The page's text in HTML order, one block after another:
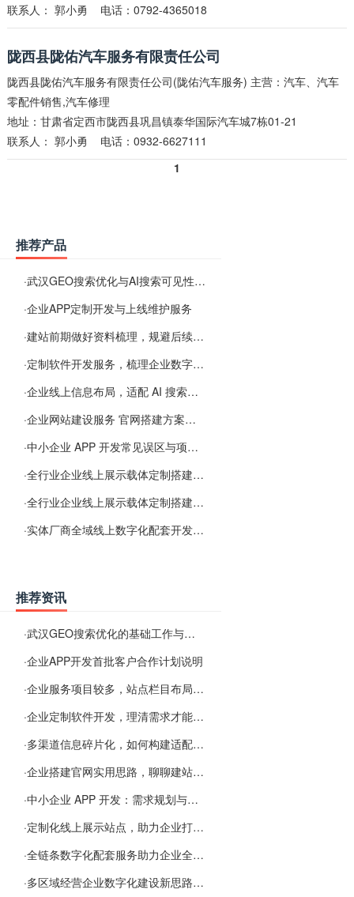
联系人： 郭小勇 电话：0792-4365018
陇西县陇佑汽车服务有限责任公司
陇西县陇佑汽车服务有限责任公司(陇佑汽车服务) 主营：汽车、汽车
零配件销售,汽车修理
地址：甘肃省定西市陇西县巩昌镇泰华国际汽车城7栋01-21
联系人： 郭小勇 电话：0932-6627111
1
推荐产品
·武汉GEO搜索优化与AI搜索可见性服务
·企业APP定制开发与上线维护服务
·建站前期做好资料梳理，规避后续各类使用难题
·定制软件开发服务，梳理企业数字化落地常见难点
·企业线上信息布局，适配 AI 搜索需要留意这些要点
·企业网站建设服务 官网搭建方案经验分享
·中小企业 APP 开发常见误区与项目规划实用经验
·全行业企业线上展示载体定制搭建服务
·全行业企业线上展示载体定制搭建服务
·实体厂商全域线上数字化配套开发与地域检索优化服务
推荐资讯
·武汉GEO搜索优化的基础工作与实施思路
·企业APP开发首批客户合作计划说明
·企业服务项目较多，站点栏目布局规划参考思路
·企业定制软件开发，理清需求才能提升数字化落地效率
·多渠道信息碎片化，如何构建适配 AI 检索的品牌信息源
·企业搭建官网实用思路，聊聊建站容易忽视的问题
·中小企业 APP 开发：需求规划与项目落地避坑经验分享
·定制化线上展示站点，助力企业打通线上经营渠道
·全链条数字化配套服务助力企业全域线上经营
·多区域经营企业数字化建设新思路：多端载体与地域检索一体化落地思路分享